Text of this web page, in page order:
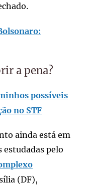
a pena?
possíveis
no STF
ainda está em
estudadas pelo
(DF),